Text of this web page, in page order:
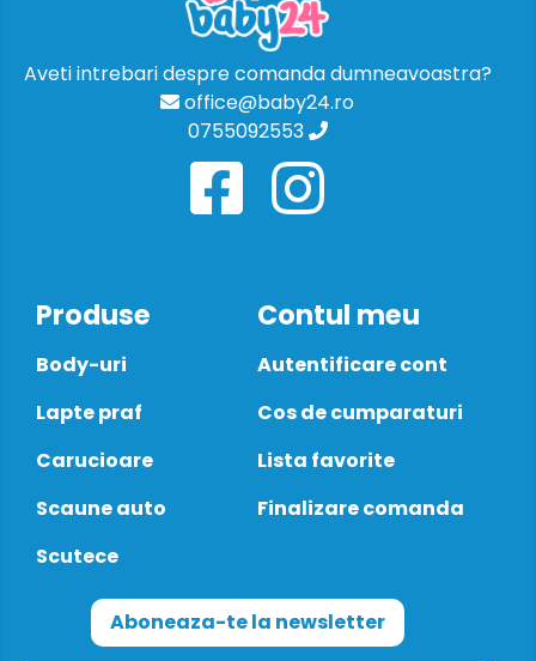
Aveti intrebari despre comanda dumneavoastra?
office@baby24.ro
0755092553
Produse
Body-uri
Lapte praf
Carucioare
Scaune auto
Scutece
Contul meu
Autentificare cont
Cos de cumparaturi
Lista favorite
Finalizare comanda
Aboneaza-te la newsletter